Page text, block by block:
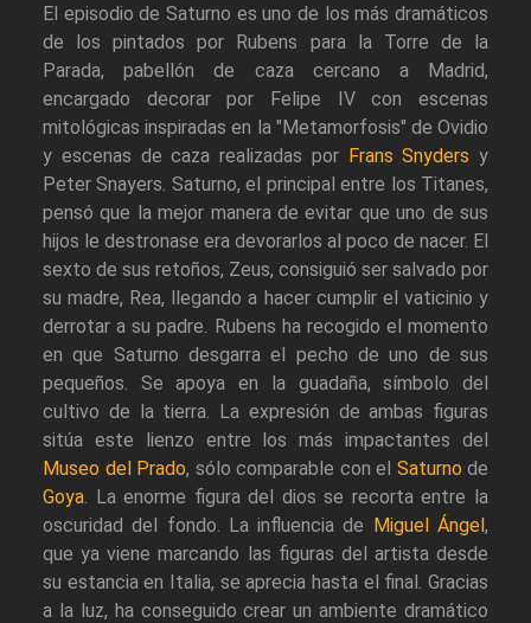
El episodio de Saturno es uno de los más dramáticos
de los pintados por Rubens para la Torre de la
Parada, pabellón de caza cercano a Madrid,
encargado decorar por Felipe IV con escenas
mitológicas inspiradas en la "Metamorfosis" de Ovidio
y escenas de caza realizadas por Frans Snyders y
Peter Snayers. Saturno, el principal entre los Titanes,
pensó que la mejor manera de evitar que uno de sus
hijos le destronase era devorarlos al poco de nacer. El
sexto de sus retoños, Zeus, consiguió ser salvado por
su madre, Rea, llegando a hacer cumplir el vaticinio y
derrotar a su padre. Rubens ha recogido el momento
en que Saturno desgarra el pecho de uno de sus
pequeños. Se apoya en la guadaña, símbolo del
cultivo de la tierra. La expresión de ambas figuras
sitúa este lienzo entre los más impactantes del
Museo del Prado, sólo comparable con el Saturno de
Goya. La enorme figura del dios se recorta entre la
oscuridad del fondo. La influencia de Miguel Ángel,
que ya viene marcando las figuras del artista desde
su estancia en Italia, se aprecia hasta el final. Gracias
a la luz, ha conseguido crear un ambiente dramático